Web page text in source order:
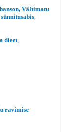
Vältimatu
,
dieet,
ravimise